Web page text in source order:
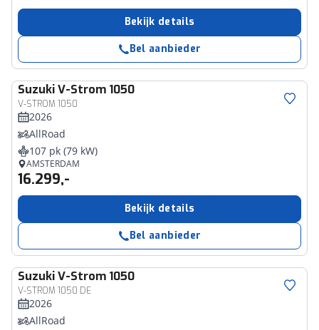
Bekijk details
Bel aanbieder
SuzukiV-Strom 1050
V-STROM 1050
2026
AllRoad
107 pk (79 kW)
AMSTERDAM
16.299,-
Bekijk details
Bel aanbieder
SuzukiV-Strom 1050
V-STROM 1050 DE
2026
AllRoad